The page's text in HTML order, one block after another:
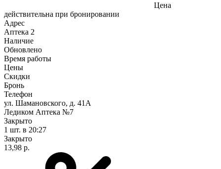
Цена
действительна при бронировании
Адрес
Аптека 2
Наличие
Обновлено
Время работы
Цены
Скидки
Бронь
Телефон
ул. Шамановского, д. 41А
Ледиком Аптека №7
Закрыто
1 шт. в 20:27
Закрыто
13,98 р.